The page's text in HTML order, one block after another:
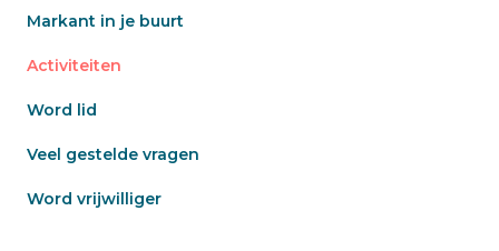
Markant in je buurt
Activiteiten
Word lid
Veel gestelde vragen
Word vrijwilliger